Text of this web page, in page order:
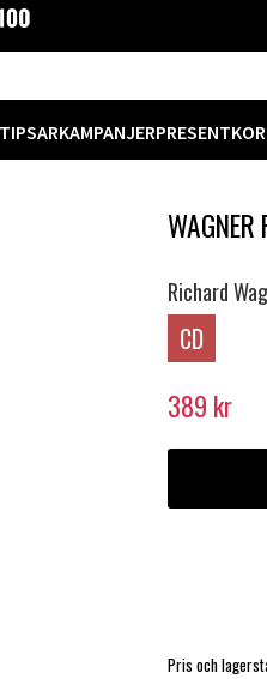
KAMPANJER
Richard
CD
389 kr
Pris och